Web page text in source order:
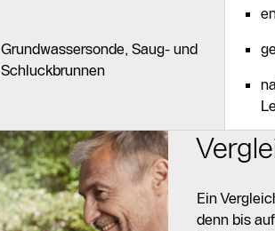
Grundwassersonde, Saug- und
Schluckbrunnen
Ein
denn bis